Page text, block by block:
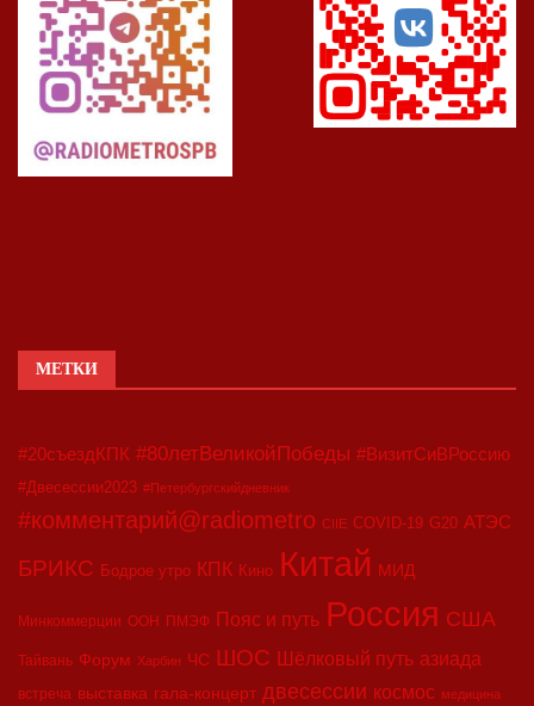
МЕТКИ
#20съездКПК #80летВеликойПобеды #ВизитСиВРоссию
#Двесессии2023 #Петербургскийдневник
#комментарий@radiometro CIIE COVID-19 G20 АТЭС
БРИКС Бодрое утро КПК Кино Китай МИД
Минкоммерции ООН ПМЭФ Пояс и путь Россия США
Тайвань Форум Харбин ЧС ШОС Шёлковый путь азиада
встреча выставка гала-концерт двесессии космос медицина